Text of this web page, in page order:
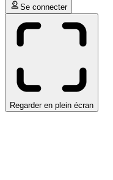
Se connecter
Regarder en plein écran